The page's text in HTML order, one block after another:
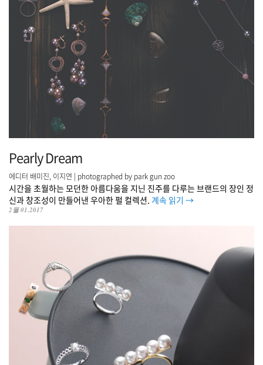
Pearly Dream
에디터 배미진, 이지연 | photographed by park gun zoo
시간을 초월하는 모던한 아름다움을 지닌 진주를 다루는 브랜드의 장인 정
신과 창조성이 만들어낸 우아한 펄 컬렉션. 계속 읽기 →
2월 01.2017